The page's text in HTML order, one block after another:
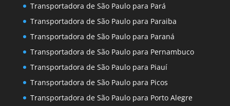
Transportadora de São Paulo para Pará
Transportadora de São Paulo para Paraiba
Transportadora de São Paulo para Paraná
Transportadora de São Paulo para Pernambuco
Transportadora de São Paulo para Piauí
Transportadora de São Paulo para Picos
Transportadora de São Paulo para Porto Alegre